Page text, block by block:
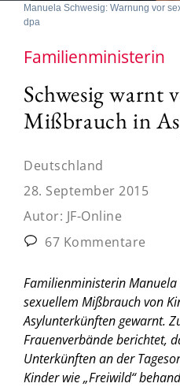
Manuela Schwesig: Warnung vor
dpa
Familienministerin
Schwesig warnt
Mißbrauch in
Deutschland
28. September 2015
Autor: JF-Online
67 Kommentare
Familienministerin Manuela
sexuellem Mißbrauch von
Asylunterkünften gewarnt.
Frauenverbände berichtet,
Unterkünften an der
Kinder wie „Freiwild“